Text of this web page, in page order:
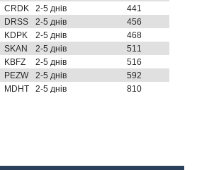
CRDK 2-5 днів
441
DRSS 2-5 днів
456
KDPK 2-5 днів
468
SKAN 2-5 днів
511
KBFZ 2-5 днів
516
PEZW 2-5 днів
592
MDHT 2-5 днів 810